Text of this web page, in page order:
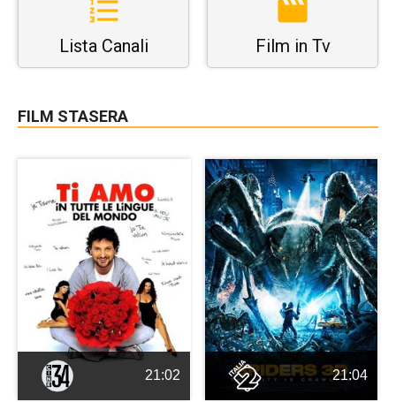
Lista Canali Film in Tv
FILM STASERA
21:02 21:04